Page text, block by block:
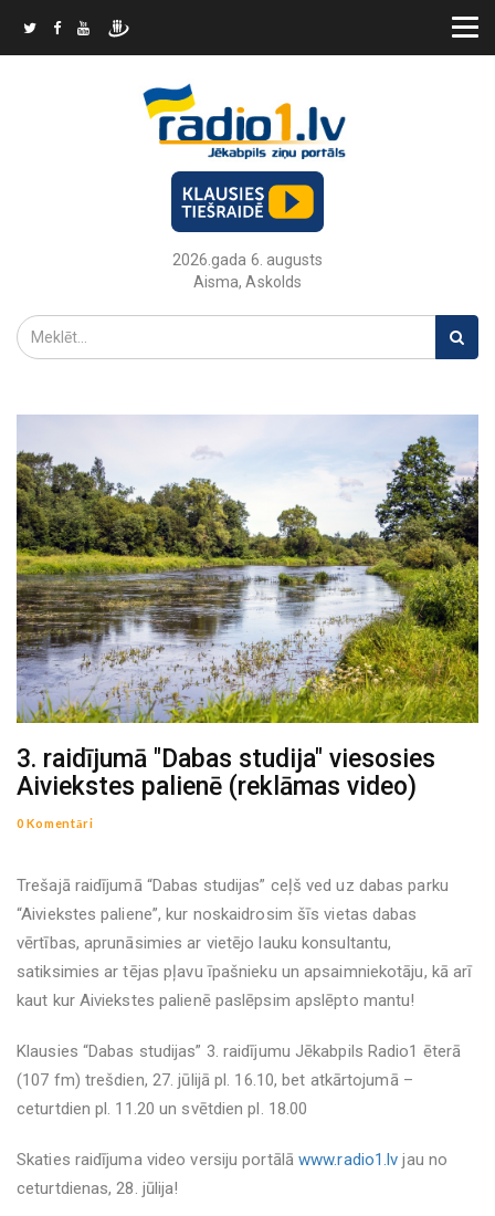
2026.gada 6. augusts
Aisma, Askolds
3. raidījumā "Dabas studija" viesosies
Aiviekstes palienē (reklāmas video)
0 Komentāri
Trešajā raidījumā “Dabas studijas” ceļš ved uz dabas parku
“Aiviekstes paliene”, kur noskaidrosim šīs vietas dabas
vērtības, aprunāsimies ar vietējo lauku konsultantu,
satiksimies ar tējas pļavu īpašnieku un apsaimniekotāju, kā arī
kaut kur Aiviekstes palienē paslēpsim apslēpto mantu!
Klausies “Dabas studijas” 3. raidījumu Jēkabpils Radio1 ēterā
(107 fm) trešdien, 27. jūlijā pl. 16.10, bet atkārtojumā –
ceturtdien pl. 11.20 un svētdien pl. 18.00
Skaties raidījuma video versiju portālāwww.radio1.lv jau no
ceturtdienas, 28. jūlija!